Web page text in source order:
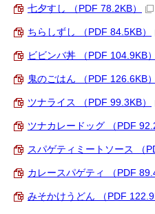
七夕すし （PDF 78.2KB）
ちらしずし （PDF 84.5KB）
ビビンバ丼 （PDF 104.9KB）
鬼のごはん （PDF 126.6KB）
ツナライス （PDF 99.3KB）
ツナカレードッグ （PDF
スパゲティミートソース （
カレースパゲティ （PDF
みそかけうどん （PDF